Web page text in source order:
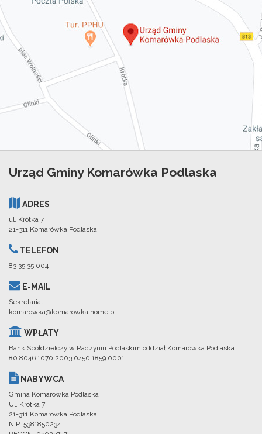
Urząd Gminy Komarówka Podlaska
ADRES
ul. Krótka 7
21-311 Komarówka Podlaska
TELEFON
83 35 35 004
E-MAIL
Sekretariat:
komarowka@komarowka.home.pl
WPŁATY
Bank Spółdzielczy w Radzyniu Podlaskim oddział Komarówka Podlaska
80 8046 1070 2003 0450 1859 0001
NABYWCA
Gmina Komarówka Podlaska
Ul. Krótka 7
21-311 Komarówka Podlaska
NIP: 5381850234